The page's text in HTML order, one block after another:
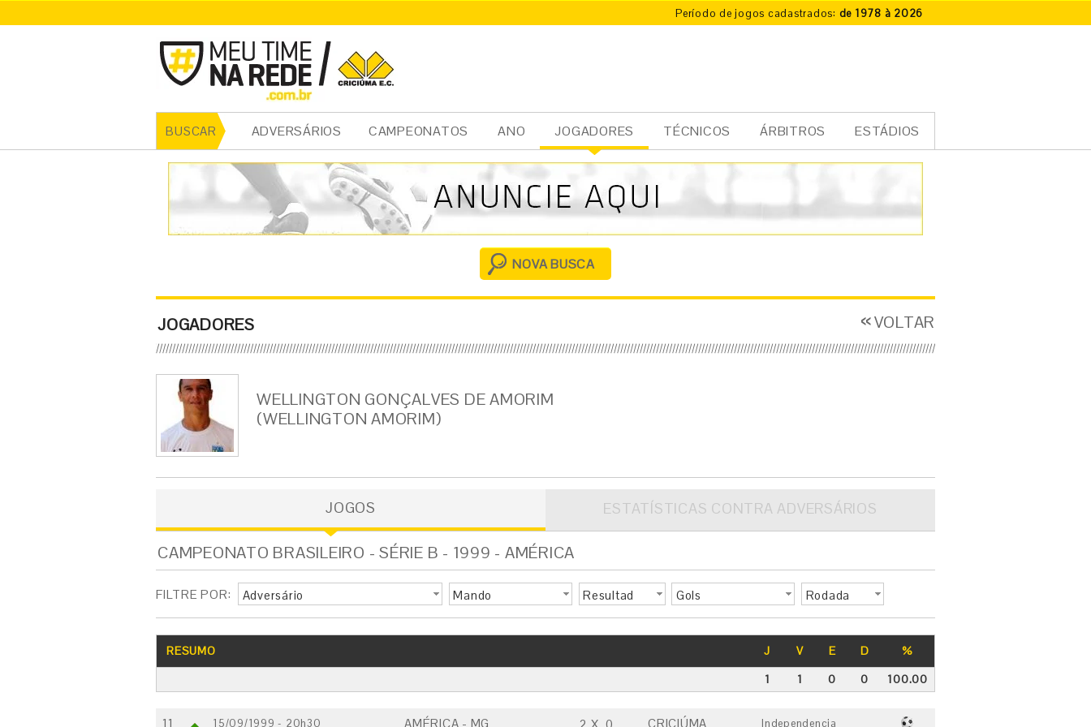
Período de jogos cadastrados: de 1978 à 2026
BUSCAR ADVERSÁRIOS CAMPEONATOS ANO JOGADORES TÉCNICOS ÁRBITROS ESTÁDIOS
cia
l
NOVA BUSCA
JOGADORES VOLTAR
WELLINGTON GONÇALVES DE AMORIM
(WELLINGTON AMORIM)
JOGOS ESTATÍSTICAS CONTRA ADVERSÁRIOS
CAMPEONATO BRASILEIRO - SÉRIE B - 1999 - AMÉRICA
FILTRE POR: Adversário Mando
Resultad
Gols Rodada
RESUMO J V E D
%
1
1 0 0 100.00
11 15/09/1999 - 20h30 AMÉRICA - MG CRICIÚMA Independencia